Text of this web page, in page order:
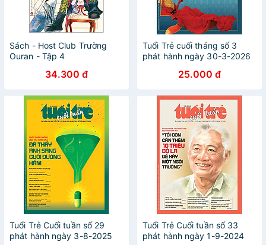
Sách - Host Club Trường
Ouran - Tập 4
34.300 đ
Tuổi Trẻ cuối tháng số 3
phát hành ngày 30-3-2026
25.000 đ
Tuổi Trẻ Cuối tuần số 29
phát hành ngày 3-8-2025
Tuổi Trẻ Cuối tuần số 33
phát hành ngày 1-9-2024